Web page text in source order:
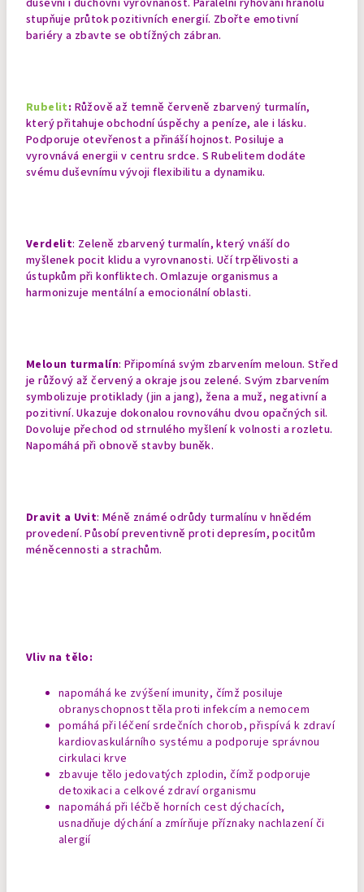
stupňuje průtok pozitivních energií. Zbořte emotivní
bariéry a zbavte se obtížných zábran.
Rubelit: Růžově až temně červeně zbarvený turmalín,
který přitahuje obchodní úspěchy a peníze, ale i lásku.
Podporuje otevřenost a přináší hojnost. Posiluje a
vyrovnává energii v centru srdce. S Rubelitem dodáte
svému duševnímu vývoji flexibilitu a dynamiku.
Verdelit: Zeleně zbarvený turmalín, který vnáší do
myšlenek pocit klidu a vyrovnanosti. Učí trpělivosti a
ústupkům při konfliktech. Omlazuje organismus a
harmonizuje mentální a emocionální oblasti.
Meloun turmalín: Připomíná svým zbarvením meloun. Střed
je růžový až červený a okraje jsou zelené. Svým zbarvením
symbolizuje protiklady (jin a jang), žena a muž, negativní a
pozitivní. Ukazuje dokonalou rovnováhu dvou opačných sil.
Dovoluje přechod od strnulého myšlení k volnosti a rozletu.
Napomáhá při obnově stavby buněk.
Dravit a Uvit: Méně známé odrůdy turmalínu v hnědém
provedení. Působí preventivně proti depresím, pocitům
méněcennosti a strachům.
Vliv na tělo:
napomáhá ke zvýšení imunity, čímž posiluje
obranyschopnost těla proti infekcím a nemocem
pomáhá při léčení srdečních chorob, přispívá k zdraví
kardiovaskulárního systému a podporuje správnou
cirkulaci krve
zbavuje tělo jedovatých zplodin, čímž podporuje
detoxikaci a celkové zdraví organismu
napomáhá při léčbě horních cest dýchacích,
usnadňuje dýchání a zmírňuje příznaky nachlazení či
alergií